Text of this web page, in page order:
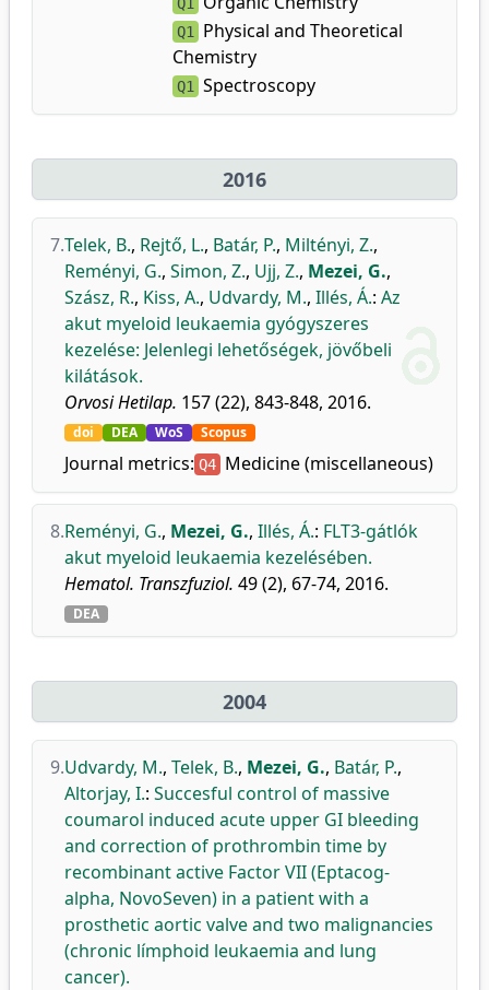
Q1
Physical and Theoretical
Chemistry
Q1 Spectroscopy
2016
7.Telek, B., Rejtő, L., Batár, P., Miltényi, Z.,
Reményi, G., Simon, Z., Ujj, Z., Mezei, G.,
Szász, R., Kiss, A., Udvardy, M., Illés, Á.: Az
akut myeloid leukaemia gyógyszeres
kezelése: Jelenlegi lehetőségek, jövőbeli
kilátások.
Orvosi Hetilap. 157 (22), 843-848, 2016.
doi DEA WoS Scopus
Journal metrics: Q4 Medicine (miscellaneous)
8.Reményi, G., Mezei, G., Illés, Á.: FLT3-gátlók
akut myeloid leukaemia kezelésében.
Hematol. Transzfuziol. 49 (2), 67-74, 2016.
DEA
2004
9.Udvardy, M., Telek, B., Mezei, G., Batár, P.,
Altorjay, I.: Succesful control of massive
coumarol induced acute upper GI bleeding
and correction of prothrombin time by
recombinant active Factor VII (Eptacog-
alpha, NovoSeven) in a patient with a
prosthetic aortic valve and two malignancies
(chronic límphoid leukaemia and lung
cancer).